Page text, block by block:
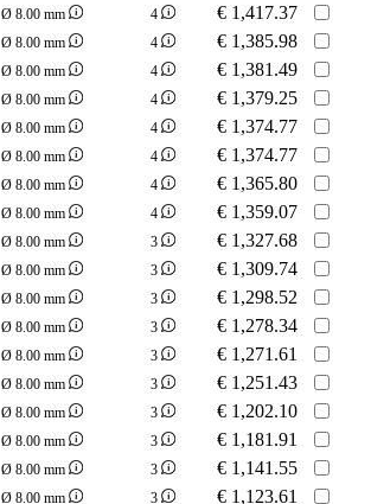
Ø 8.00 mm 4 € 1,417.37
Ø 8.00 mm 4 € 1,385.98
Ø 8.00 mm 4 € 1,381.49
Ø 8.00 mm 4 € 1,379.25
Ø 8.00 mm 4 € 1,374.77
Ø 8.00 mm 4 € 1,374.77
Ø 8.00 mm 4 € 1,365.80
Ø 8.00 mm 4 € 1,359.07
Ø 8.00 mm 3 € 1,327.68
Ø 8.00 mm 3 € 1,309.74
Ø 8.00 mm 3 € 1,298.52
Ø 8.00 mm 3 € 1,278.34
Ø 8.00 mm 3 € 1,271.61
Ø 8.00 mm 3 € 1,251.43
Ø 8.00 mm 3 € 1,202.10
Ø 8.00 mm 3 € 1,181.91
Ø 8.00 mm 3 € 1,141.55
Ø 8.00 mm 3 € 1,123.61